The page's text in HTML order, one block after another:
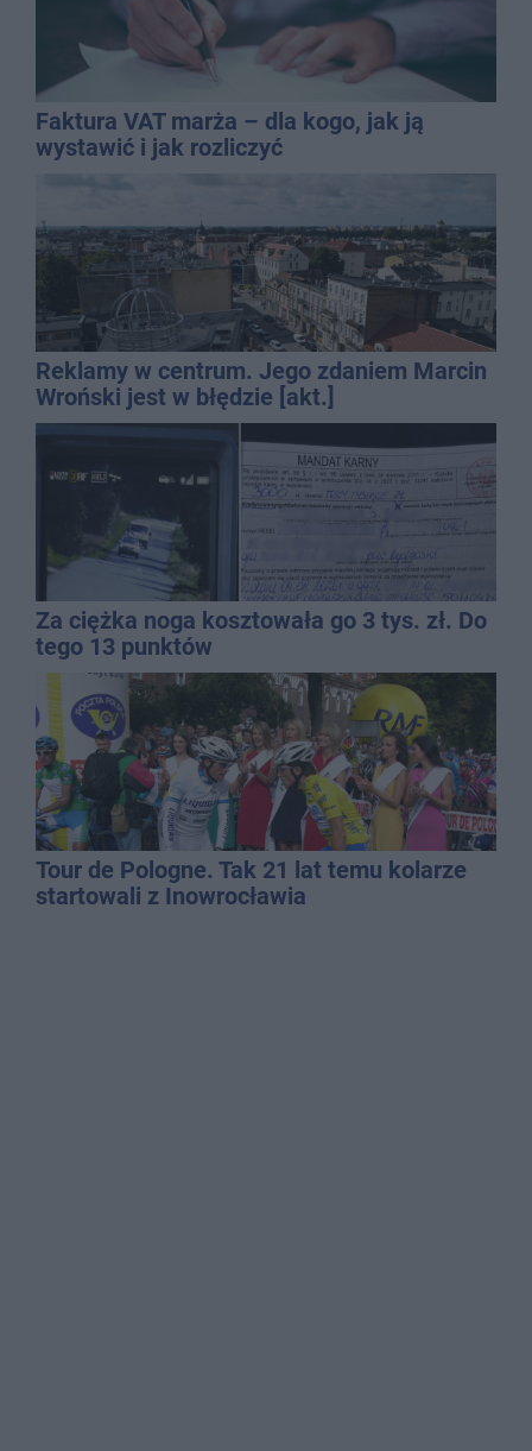
Faktura VAT marża – dla kogo, jak ją
wystawić i jak rozliczyć
Reklamy w centrum. Jego zdaniem Marcin
Wroński jest w błędzie [akt.]
Za ciężka noga kosztowała go 3 tys. zł. Do
tego 13 punktów
Tour de Pologne. Tak 21 lat temu kolarze
startowali z Inowrocławia